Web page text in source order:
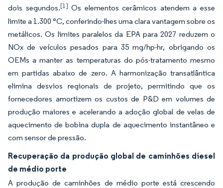
dois segundos.[1] Os elementos cerâmicos atendem a esse
limite a 1.300 °C, conferindo-lhes uma clara vantagem sobre os
metálicos. Os limites paralelos da EPA para 2027 reduzem o
NOx de veículos pesados para 35 mg/hp-hr, obrigando os
OEMs a manter as temperaturas do pós-tratamento mesmo
em partidas abaixo de zero. A harmonização transatlântica
elimina desvios regionais de projeto, permitindo que os
fornecedores amortizem os custos de P&D em volumes de
produção maiores e acelerando a adoção global de velas de
aquecimento de bobina dupla de aquecimento instantâneo e
com sensor de pressão.
Recuperação da produção global de caminhões diesel
de médio porte
A produção de caminhões de médio porte está crescendo